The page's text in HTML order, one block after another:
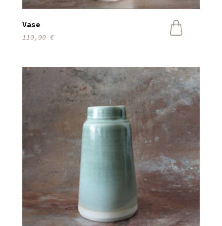
Vase
110,00 €